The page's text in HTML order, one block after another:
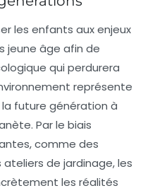
les enfants aux enjeux
jeune âge afin de
qui perdurera
représente
future génération à
. Par le biais
comme des
de jardinage, les
les réalités